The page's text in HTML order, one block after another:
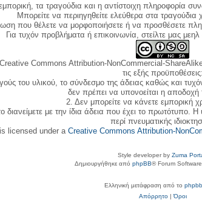
τα τραγούδια και η αντίστοιχη πληροφορία
Μπορείτε να περιηγηθείτε ελεύθερα στα τραγούδια
που θέλετε να μορφοποιήσετε ή να προσθέσετε
Για τυχόν προβλήματα ή επικοινωνία, στείλτε μας
Commons Attribution-NonCommercial-
τις εξής προϋποθέσεις:
του υλικού, το σύνδεσμο της άδειας καθώς και
δεν πρέπει να υπονοείται η αποδοχή
2. Δεν μπορείτε να κάνετε εμπορική
με την ίδια άδεια που έχει το πρωτότυπο.
περί πνευματικής
licensed under a Creative Commons Attribution-
Style developer by Zuma
Δημιουργήθηκε από phpBB® Forum
Ελληνική μετάφραση από το
Απόρρητο|Όροι